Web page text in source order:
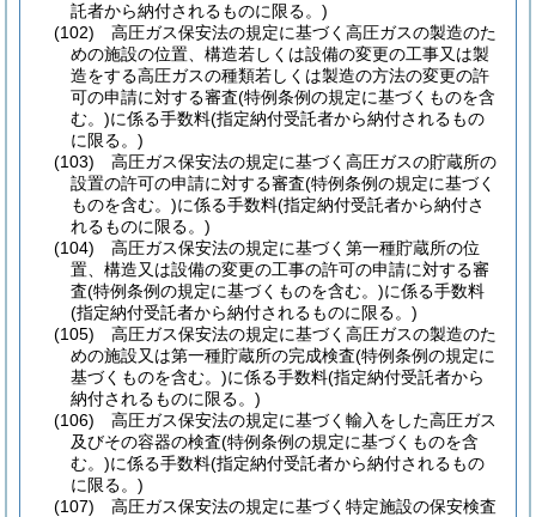
託者から納付されるものに限る。)
(102)
高圧ガス保安法の規定に基づく高圧ガスの製造のた
めの施設の位置、構造若しくは設備の変更の工事又は製
造をする高圧ガスの種類若しくは製造の方法の変更の許
可の申請に対する審査(特例条例の規定に基づくものを含
む。)に係る手数料(指定納付受託者から納付されるもの
に限る。)
(103)
高圧ガス保安法の規定に基づく高圧ガスの貯蔵所の
設置の許可の申請に対する審査(特例条例の規定に基づく
ものを含む。)に係る手数料(指定納付受託者から納付さ
れるものに限る。)
(104)
高圧ガス保安法の規定に基づく第一種貯蔵所の位
置、構造又は設備の変更の工事の許可の申請に対する審
査(特例条例の規定に基づくものを含む。)に係る手数料
(指定納付受託者から納付されるものに限る。)
(105)
高圧ガス保安法の規定に基づく高圧ガスの製造のた
めの施設又は第一種貯蔵所の完成検査(特例条例の規定に
基づくものを含む。)に係る手数料(指定納付受託者から
納付されるものに限る。)
(106)
高圧ガス保安法の規定に基づく輸入をした高圧ガス
及びその容器の検査(特例条例の規定に基づくものを含
む。)に係る手数料(指定納付受託者から納付されるもの
に限る。)
(107)
高圧ガス保安法の規定に基づく特定施設の保安検査